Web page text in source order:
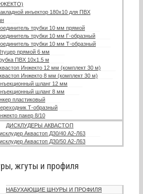
инъектор 180х10 для ПВХ
трубки 10 мм прямой
трубки 10 мм Г-образный
трубки 10 мм Т-образный
прямой 6 мм
ПВХ 10х1.5 м
Инжекто 12 мм (комплект 30 м)
Инжекто 8 мм (комплект 30 м)
шланг 12 мм
шланг 8 мм
пластиковый
Т-образный
пакер 8/10
ДИСКЛУДЕРЫ АКВАСТОП
Аквастоп Д30/40 А2-Л63
Аквастоп Д30/50 А2-Л63
жгуты и профиля
НАБУХАЮЩИЕ ШНУРЫ И ПРОФИЛЯ